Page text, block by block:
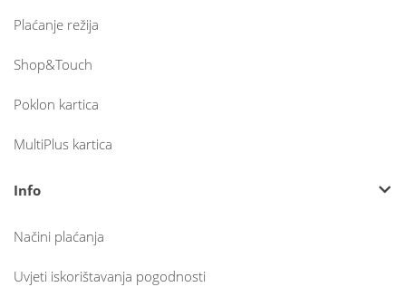
Plaćanje režija
Shop&Touch
Poklon kartica
MultiPlus kartica
Info
Načini plaćanja
Uvjeti iskorištavanja pogodnosti